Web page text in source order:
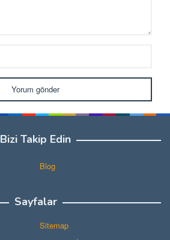
Bizi Takip Edin
Blog
Sayfalar
Sitemap